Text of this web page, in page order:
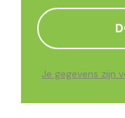
Je gegevens zijn